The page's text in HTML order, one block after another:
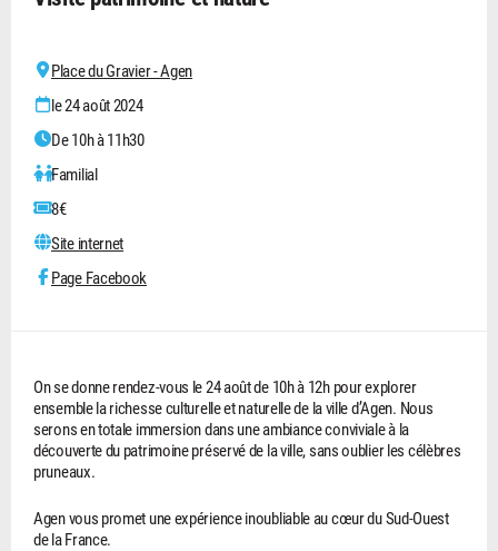
Place du Gravier - Agen
le 24 août 2024
De 10h à 11h30
Familial
8€
Site internet
Page Facebook
On se donne rendez-vous le 24 août de 10h à 12h pour explorer
ensemble la richesse culturelle et naturelle de la ville d’Agen. Nous
serons en totale immersion dans une ambiance conviviale à la
découverte du patrimoine préservé de la ville, sans oublier les célèbres
pruneaux.
Agen vous promet une expérience inoubliable au cœur du Sud-Ouest
de la France.